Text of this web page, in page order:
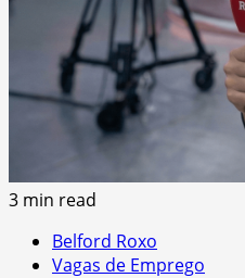
3 min read
Belford Roxo
Vagas de Emprego